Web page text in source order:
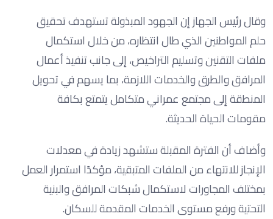
وقال رئيس الجهاز إن الجهود المبذولة تستهدف تحقيق
حلم المواطنين الذي طال انتظاره، من خلال استكمال
ملفات التقنين وتسليم التراخيص، إلى جانب تنفيذ أعمال
المرافق والطرق والخدمات اللازمة، بما يسهم في تحويل
المنطقة إلى مجتمع عمراني متكامل يتمتع بكافة
مقومات الحياة الحديثة.
وأضاف أن الفترة المقبلة ستشهد زيادة في معدلات
الإنجاز للانتهاء من الملفات المتبقية، مؤكدًا استمرار العمل
بمختلف المجاورات لاستكمال شبكات المرافق والبنية
التحتية ورفع مستوى الخدمات المقدمة للسكان.